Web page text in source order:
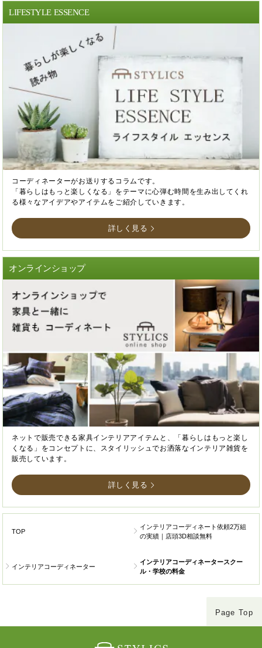
LIFESTYLE ESSENCE
コーディネーターがお送りするコラムです。
「暮らしはもっと楽しくなる」をテーマに心弾む時間を生み出してくれ
る様々なアイデアやアイテムをご紹介していきます。
詳しく見る
オンラインショップ
ネットで販売できる家具インテリアアイテムと、「暮らしはもっと楽し
くなる」をコンセプトに、スタイリッシュでお洒落なインテリア雑貨を
販売しています。
詳しく見る
TOP
インテリアコーディネート依頼2万組
の実績｜店頭3D相談無料
インテリアコーディネーター
インテリアコーディネータースクー
ル・学校の料金
Page Top